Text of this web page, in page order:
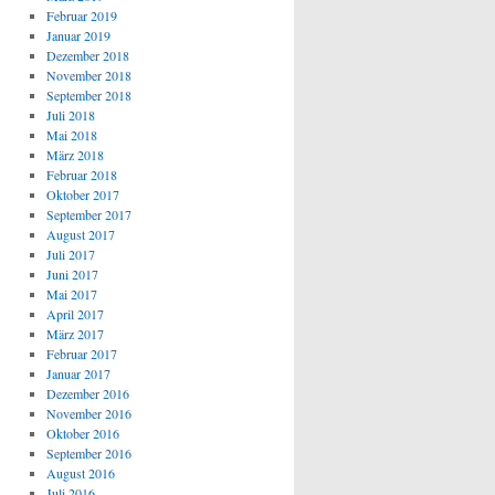
Februar 2019
Januar 2019
Dezember 2018
November 2018
September 2018
Juli 2018
Mai 2018
März 2018
Februar 2018
Oktober 2017
September 2017
August 2017
Juli 2017
Juni 2017
Mai 2017
April 2017
März 2017
Februar 2017
Januar 2017
Dezember 2016
November 2016
Oktober 2016
September 2016
August 2016